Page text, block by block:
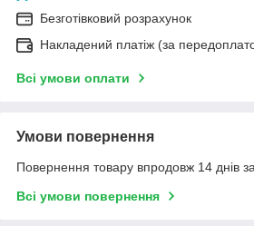
Безготівковий розрахунок
Накладений платіж (за
Всі умови оплати
Умови повернення
Повернення товару впродовж 14 днів
Всі умови повернення